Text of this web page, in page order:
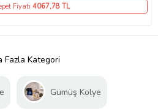
Fiyatı 4067,78 TL
Fazla Kategori
Gümüş Kolye